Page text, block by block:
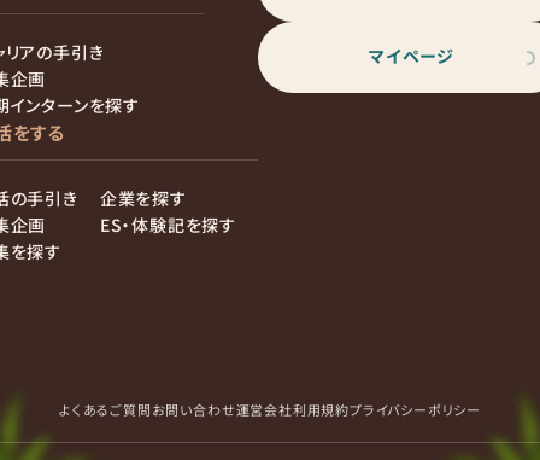
リアの手引き
企画
インターンを探す
をする
の手引き
企画
を探す
企業を探す
ES・体験記を探す
マイページ
よくあるご質問お問い合わせ運営会社利用規約プライバシーポリシー